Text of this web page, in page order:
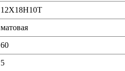
12Х18Н10Т
матовая
60
5